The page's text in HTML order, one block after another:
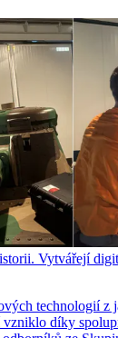
Vytvářejí
technologií z
díky